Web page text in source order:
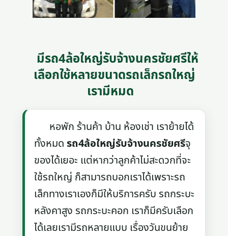
มีรถ4ล้อใหญ่รับจ้างนครชัยศรีให้
เลือกใช้หลายขนาดรถเล็กรถใหญ่
เรามีหมด
หอพัก ร้านค้า บ้าน ห้องเช่า เราย้ายได้
ทั้งหมดรถ4ล้อใหญ่รับจ้างนครชัยศรีจุ
ของได้เยอะ แต่หากว่าลูกค้าไม่สะดวกที่จะ
ใช้รถใหญ่ ก็สามารถบอกเราได้เพราะรถ
เล็กทางเราเองก็มีให้บริการครับ รถกระบะ
หลังคาสูง รถกระบะคอก เราก็มีครับเลือก
ได้เลยเรามีรถหลายแบบ เรื่องวันขนย้าย